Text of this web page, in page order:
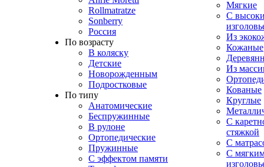
Rollmatratze
Sonberry
Россия
По возрасту
В коляску
Детские
Новорожденным
Подростковые
По типу
Анатомические
Беспружинные
В рулоне
Ортопедические
Пружинные
С эффектом памяти
Мягкие
C
Из
Кожаные
Из
Кованые
Круглые
С
стяжкой
С
С